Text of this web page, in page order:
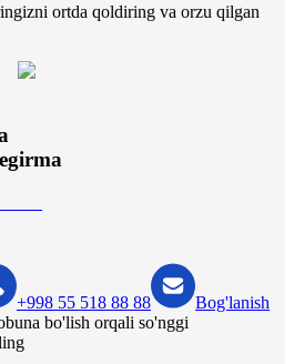
ortda qoldiring va orzu qilgan
+998 55 518 88 88
Bog'lanish
bo'lish orqali so'nggi